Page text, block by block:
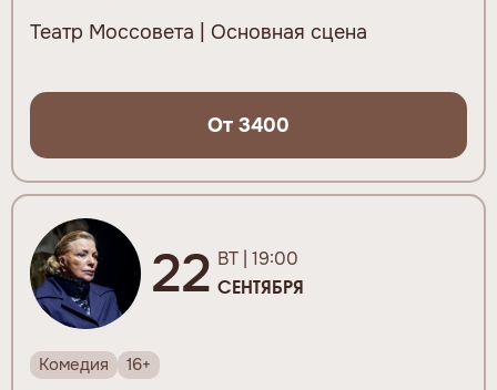
Театр Моссовета | Основная сцена
От 3400
22 ВТ | 19:00
СЕНТЯБРЯ
Комедия 16+